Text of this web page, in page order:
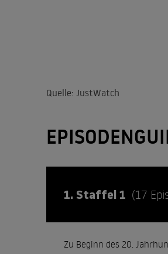
Quelle: JustWatch
1. Staffel 1 (17
Zu Beginn des 20.